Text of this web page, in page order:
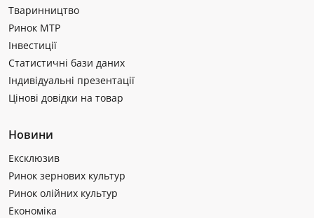
Тваринництво
Ринок МТР
Інвестиції
Статистичні бази даних
Індивідуальні презентації
Цінові довідки на товар
Новини
Ексклюзив
Ринок зернових культур
Ринок олійних культур
Економіка